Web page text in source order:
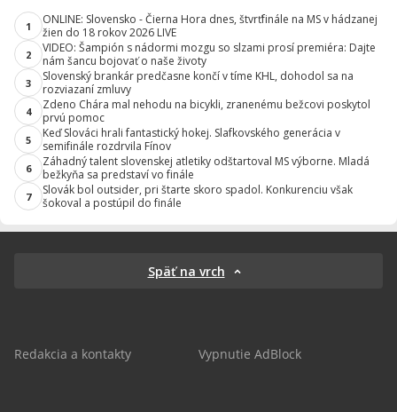
1
ONLINE: Slovensko - Čierna Hora dnes, štvrťfinále na MS v hádzanej
žien do 18 rokov 2026 LIVE
2
VIDEO: Šampión s nádormi mozgu so slzami prosí premiéra: Dajte
nám šancu bojovať o naše životy
3
Slovenský brankár predčasne končí v tíme KHL, dohodol sa na
rozviazaní zmluvy
4
Zdeno Chára mal nehodu na bicykli, zranenému bežcovi poskytol
prvú pomoc
5
Keď Slováci hrali fantastický hokej. Slafkovského generácia v
semifinále rozdrvila Fínov
6
Záhadný talent slovenskej atletiky odštartoval MS výborne. Mladá
bežkyňa sa predstaví vo finále
7
Slovák bol outsider, pri štarte skoro spadol. Konkurenciu však
šokoval a postúpil do finále
Späť na vrch
Redakcia a kontakty Vypnutie AdBlock